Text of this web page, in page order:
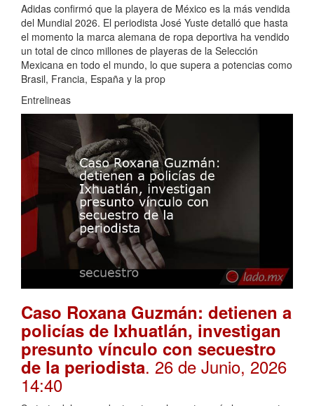
Adidas confirmó que la playera de México es la más vendida
del Mundial 2026. El periodista José Yuste detalló que hasta
el momento la marca alemana de ropa deportiva ha vendido
un total de cinco millones de playeras de la Selección
Mexicana en todo el mundo, lo que supera a potencias como
Brasil, Francia, España y la prop
Entrelineas
Caso Roxana Guzmán: detienen a
policías de Ixhuatlán, investigan
presunto vínculo con secuestro
de la periodista. 26 de Junio, 2026
14:40